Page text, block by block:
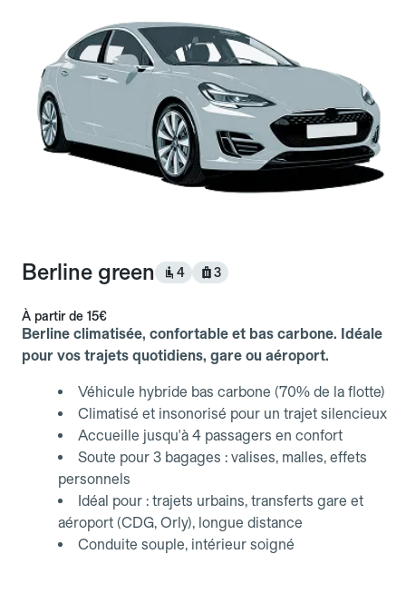
Berline green 4 3
À partir de 15€
Berline climatisée, confortable et bas carbone. Idéale
pour vos trajets quotidiens, gare ou aéroport.
Véhicule hybride bas carbone (70% de la flotte)
Climatisé et insonorisé pour un trajet silencieux
Accueille jusqu'à 4 passagers en confort
Soute pour 3 bagages : valises, malles, effets
personnels
Idéal pour : trajets urbains, transferts gare et
aéroport (CDG, Orly), longue distance
Conduite souple, intérieur soigné